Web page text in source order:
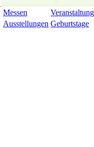
Messen
Veranstaltung
Ausstellungen Geburtstage